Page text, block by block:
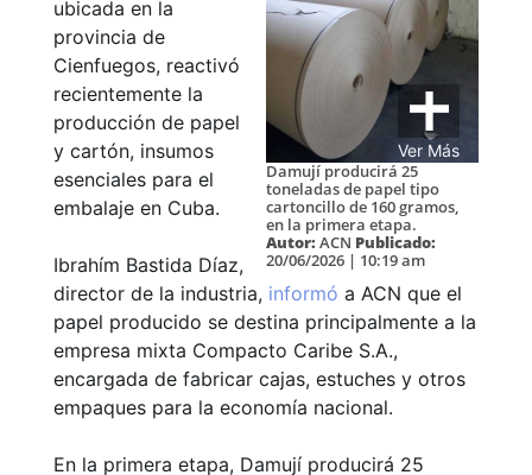
Ver Más
Damují producirá 25
toneladas de papel tipo
cartoncillo de 160 gramos,
en la primera etapa.
Autor: ACN Publicado:
20/06/2026 | 10:19 am
ubicada en la
provincia de
Cienfuegos, reactivó
recientemente la
producción de papel
y cartón, insumos
esenciales para el
embalaje en Cuba.
Ibrahím Bastida Díaz,
director de la industria, informó a ACN que el
papel producido se destina principalmente a la
empresa mixta Compacto Caribe S.A.,
encargada de fabricar cajas, estuches y otros
empaques para la economía nacional.
En la primera etapa, Damují producirá 25